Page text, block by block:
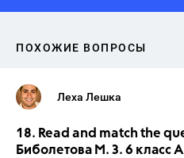
ПОХОЖИЕ ВОПРОСЫ
Леха Лешка
18. Read and match the
Биболетова М. З. 6 класс